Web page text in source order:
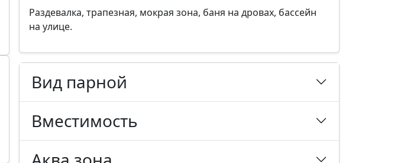
Раздевалка, трапезная, мокрая зона, баня на дровах, бассейн
на улице.
Вид парной
Вместимость